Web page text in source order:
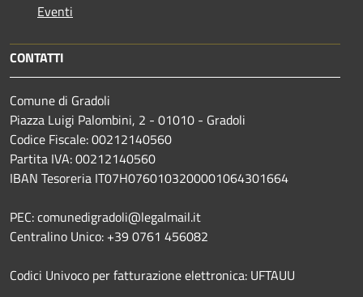
Eventi
CONTATTI
Comune di Gradoli
Piazza Luigi Palombini, 2 - 01010 - Gradoli
Codice Fiscale: 00212140560
Partita IVA: 00212140560
IBAN Tesoreria IT07H0760103200001064301664
PEC: comunedigradoli@legalmail.it
Centralino Unico: +39 0761 456082
Codici Univoco per fatturazione elettronica: UFTAUU